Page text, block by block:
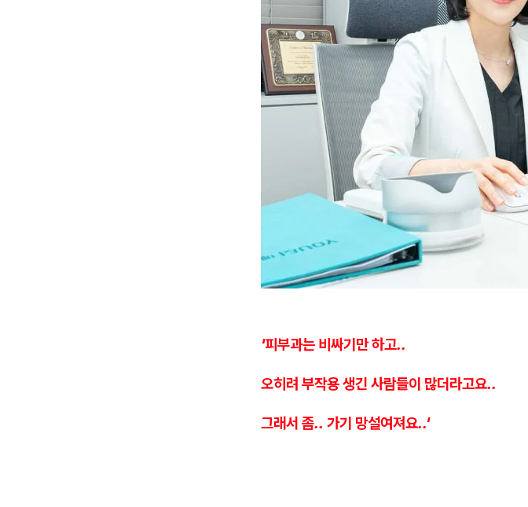
'피부과는 비싸기만 하고..
오히려 부작용 생긴 사람들이 많더라고요..
그래서 좀.. 가기 망설여져요..'